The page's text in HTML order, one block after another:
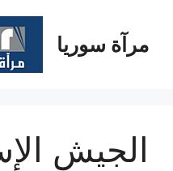
المحتوىمرآة سوريا
الجيش